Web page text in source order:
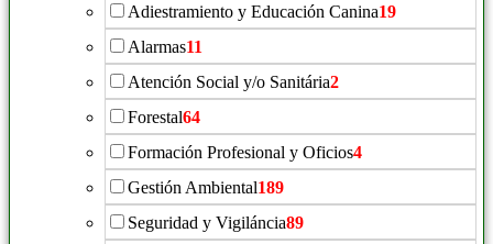
Adiestramiento y Educación Canina19
Alarmas11
Atención Social y/o Sanitária2
Forestal64
Formación Profesional y Oficios4
Gestión Ambiental189
Seguridad y Vigiláncia89